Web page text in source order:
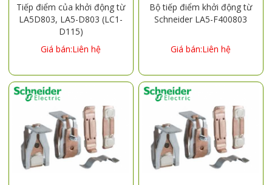
Tiếp điểm của khởi động từ
LA5D803, LA5-D803 (LC1-
D115)
Giá bán:Liên hệ
Bộ tiếp điểm khởi động từ
Schneider LA5-F400803
Giá bán:Liên hệ